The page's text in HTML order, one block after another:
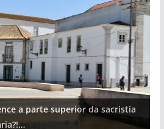
a parte superior da sacristia